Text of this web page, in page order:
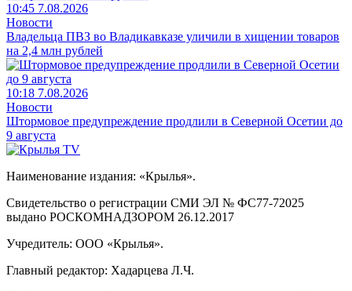
10:45 7.08.2026
Новости
Владельца ПВЗ во Владикавказе уличили в хищении товаров
на 2,4 млн рублей
10:18 7.08.2026
Новости
Штормовое предупреждение продлили в Северной Осетии до
9 августа
Наименование издания: «Крылья».
Свидетельство о регистрации СМИ ЭЛ № ФС77-72025
выдано РОСКОМНАДЗОРОМ 26.12.2017
Учредитель: ООО «Крылья».
Главный редактор: Хадарцева Л.Ч.